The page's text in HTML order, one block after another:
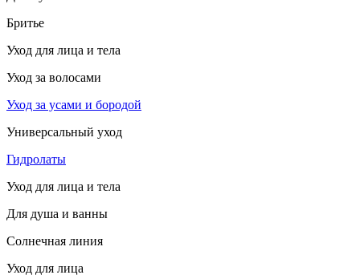
Бритье
Уход для лица и тела
Уход за волосами
Уход за усами и бородой
Универсальный уход
Гидролаты
Уход для лица и тела
Для душа и ванны
Солнечная линия
Уход для лица